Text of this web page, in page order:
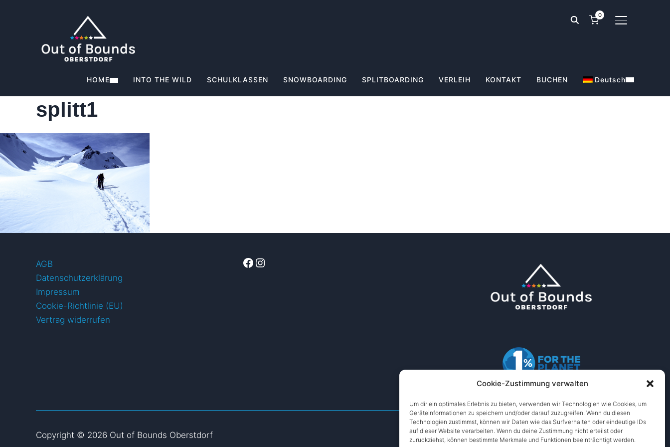
Cookie-Zustimmung verwalten
Um dir ein optimales Erlebnis zu bieten, verwenden wir Technologien wie Cookies, um
Geräteinformationen zu speichern und/oder darauf zuzugreifen. Wenn du diesen
Technologien zustimmst, können wir Daten wie das Surfverhalten oder eindeutige IDs
auf dieser Website verarbeiten. Wenn du deine Zustimmung nicht erteilst oder
zurückziehst, können bestimmte Merkmale und Funktionen beeinträchtigt werden.
0
HOME INTO THE WILD SCHULKLASSEN SNOWBOARDING SPLITBOARDING VERLEIH KONTAKT BUCHEN Deutsch
splitt1
AGB
Datenschutzerklärung
Impressum
Cookie-Richtlinie (EU)
Vertrag widerrufen
Facebook
Instagram
Copyright © 2026 Out of Bounds Oberstdorf Entworfen vonWPZOOM